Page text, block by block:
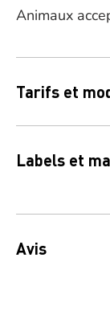
Animaux
Tarifs et
Labels et
Avis